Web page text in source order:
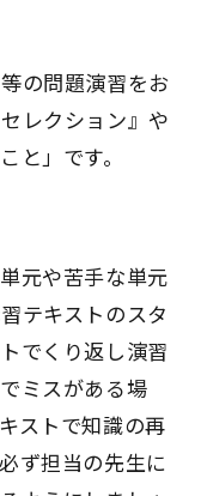
の問題演習をお
レクション』や
と」です。
元や苦手な単元
テキストのスタ
でくり返し演習
ミスがある場
ストで知識の再
ず担当の先生に